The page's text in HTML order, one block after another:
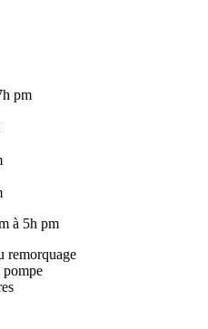
pm
à 5h pm
remorquage
pompe